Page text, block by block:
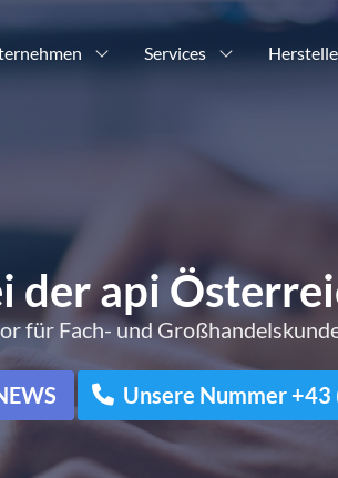
Services
der api
für Fach- und
Unsere Nummer +43